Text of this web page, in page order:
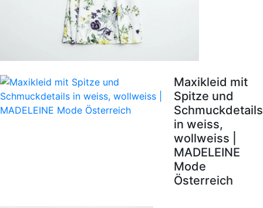
Maxikleid mit
Spitze und
Schmuckdetails
in weiss,
wollweiss |
MADELEINE
Mode
Österreich